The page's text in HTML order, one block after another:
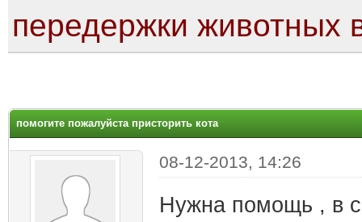
передержки животных
помогите пожалуйста присторить кота
08-12-2013, 14:26
Нужна помощь , в